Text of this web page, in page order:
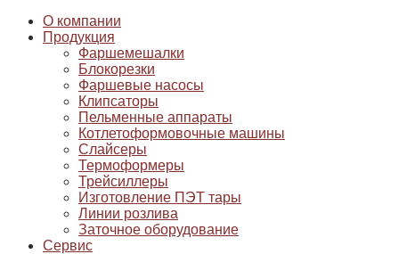
О компании
Продукция
Фаршемешалки
Блокорезки
Фаршевые насосы
Клипсаторы
Пельменные аппараты
Котлетоформовочные машины
Слайсеры
Термоформеры
Трейсиллеры
Изготовление ПЭТ тары
Линии розлива
Заточное оборудование
Сервис